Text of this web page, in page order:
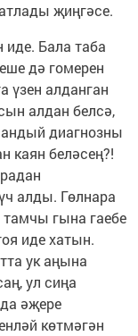
җиңгәсе.
иде. Бала таба
дә гомерен
үзен алданган
алдан белсә,
диагнозны
каян беләсең?!
алды. Гөлнара
гына гаебе
иде хатын.
ук аңына
ул сиңа
әҗере
көтмәгән